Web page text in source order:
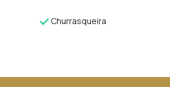
Churrasqueira